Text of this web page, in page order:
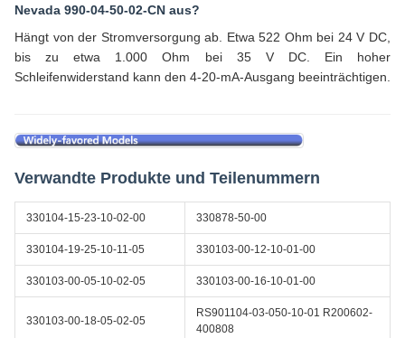
Nevada 990-04-50-02-CN aus?
Hängt von der Stromversorgung ab. Etwa 522 Ohm bei 24 V DC,
bis zu etwa 1.000 Ohm bei 35 V DC. Ein hoher
Schleifenwiderstand kann den 4-20-mA-Ausgang beeinträchtigen.
Verwandte Produkte und Teilenummern
330104-15-23-10-02-00 330878-50-00
330104-19-25-10-11-05 330103-00-12-10-01-00
330103-00-05-10-02-05 330103-00-16-10-01-00
330103-00-18-05-02-05
RS901104-03-050-10-01 R200602-
400808